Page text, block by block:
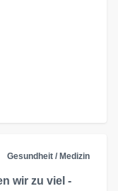
Gesundheit / Medizin
wir zu viel -